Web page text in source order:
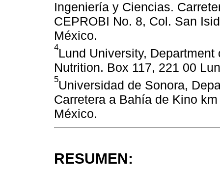
Ingeniería y Ciencias.
CEPROBI No. 8, Col. San
México.
4Lund University,
Nutrition. Box 117, 221 00
5Universidad de Sonora,
Carretera a Bahía de Kino
México.
RESUMEN: